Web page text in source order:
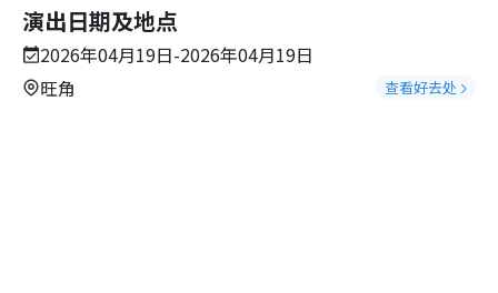
演出日期及地点
2026年04月19日-2026年04月19日
旺角
查看好去处